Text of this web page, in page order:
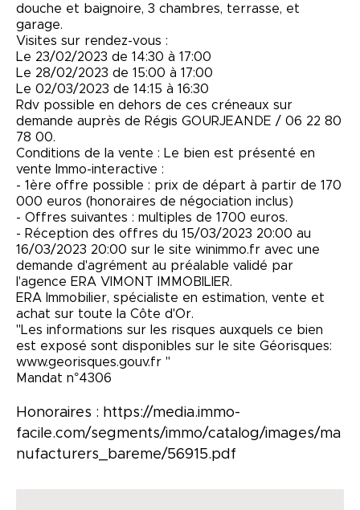
douche et baignoire, 3 chambres, terrasse, et
garage.
Visites sur rendez-vous :
Le 23/02/2023 de 14:30 à 17:00
Le 28/02/2023 de 15:00 à 17:00
Le 02/03/2023 de 14:15 à 16:30
Rdv possible en dehors de ces créneaux sur
demande auprès de Régis GOURJEANDE / 06 22 80
78 00.
Conditions de la vente : Le bien est présenté en
vente Immo-interactive :
- 1ère offre possible : prix de départ à partir de 170
000 euros (honoraires de négociation inclus)
- Offres suivantes : multiples de 1700 euros.
- Réception des offres du 15/03/2023 20:00 au
16/03/2023 20:00 sur le site winimmo.fr avec une
demande d'agrément au préalable validé par
l'agence ERA VIMONT IMMOBILIER.
ERA Immobilier, spécialiste en estimation, vente et
achat sur toute la Côte d'Or.
"Les informations sur les risques auxquels ce bien
est exposé sont disponibles sur le site Géorisques:
www.georisques.gouv.fr "
Mandat n°4306
Honoraires : https://media.immo-
facile.com/segments/immo/catalog/images/ma
nufacturers_bareme/56915.pdf